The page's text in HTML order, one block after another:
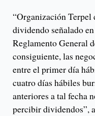
“Organización
dividendo señalado
Reglamento General
consiguiente, las
entre el primer día
cuatro días hábiles
anteriores a tal fecha
percibir dividendos”,